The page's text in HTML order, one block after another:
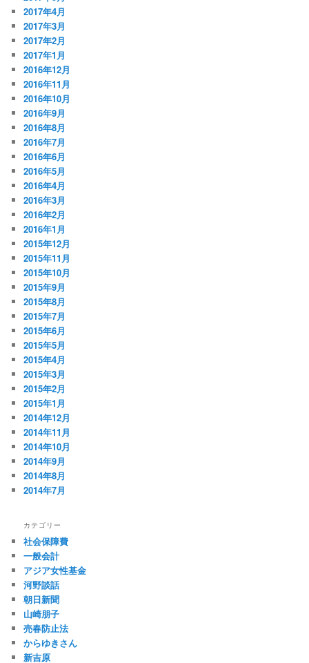
2017年4月
2017年3月
2017年2月
2017年1月
2016年12月
2016年11月
2016年10月
2016年9月
2016年8月
2016年7月
2016年6月
2016年5月
2016年4月
2016年3月
2016年2月
2016年1月
2015年12月
2015年11月
2015年10月
2015年9月
2015年8月
2015年7月
2015年6月
2015年5月
2015年4月
2015年3月
2015年2月
2015年1月
2014年12月
2014年11月
2014年10月
2014年9月
2014年8月
2014年7月
カテゴリー
社会保障費
一般会計
アジア女性基金
河野談話
朝日新聞
山崎朋子
売春防止法
からゆきさん
新吉原